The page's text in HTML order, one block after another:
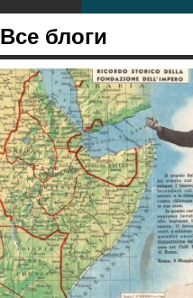
Все блоги